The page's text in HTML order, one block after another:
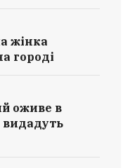
жінка
городі
оживе в
видадуть